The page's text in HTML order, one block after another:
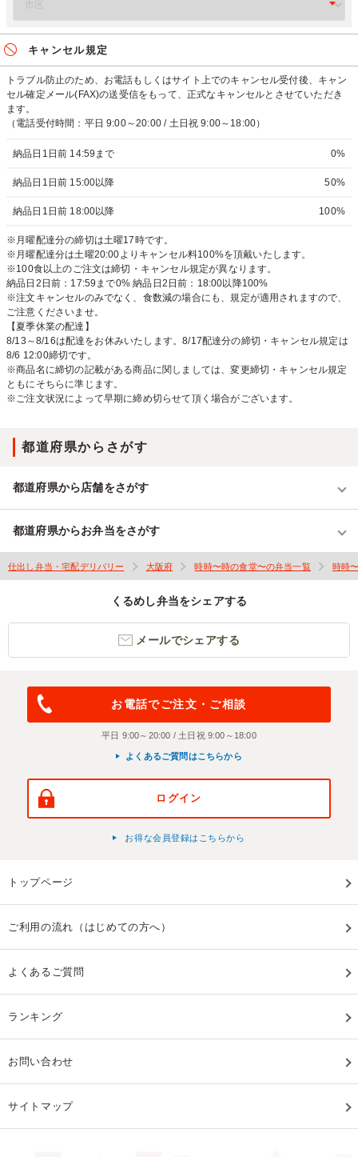
キャンセル規定
トラブル防止のため、お電話もしくはサイト上でのキャンセル受付後、キャン
セル確定メール(FAX)の送受信をもって、正式なキャンセルとさせていただき
ます。
（電話受付時間：平日 9:00～20:00 / 土日祝 9:00～18:00）
納品日1日前 14:59まで 0%
納品日1日前 15:00以降 50%
納品日1日前 18:00以降 100%
※月曜配達分の締切は土曜17時です。
※月曜配達分は土曜20:00よりキャンセル料100%を頂戴いたします。
※100食以上のご注文は締切・キャンセル規定が異なります。
納品日2日前：17:59まで0% 納品日2日前：18:00以降100%
※注文キャンセルのみでなく、食数減の場合にも、規定が適用されますので、
ご注意くださいませ。
【夏季休業の配達】
8/13～8/16は配達をお休みいたします。8/17配達分の締切・キャンセル規定は
8/6 12:00締切です。
※商品名に締切の記載がある商品に関しましては、変更締切・キャンセル規定
ともにそちらに準じます。
※ご注文状況によって早期に締め切らせて頂く場合がございます。
都道府県からさがす
都道府県から店舗をさがす
都道府県からお弁当をさがす
仕出し弁当・宅配デリバリー 大阪府 時時〜時の食堂〜の弁当一覧 時時
くるめし弁当をシェアする
メールでシェアする
お電話でご注文・ご相談
平日 9:00～20:00 / 土日祝 9:00～18:00
よくあるご質問はこちらから
ログイン
お得な会員登録はこちらから
トップページ
ご利用の流れ（はじめての方へ）
よくあるご質問
ランキング
お問い合わせ
サイトマップ